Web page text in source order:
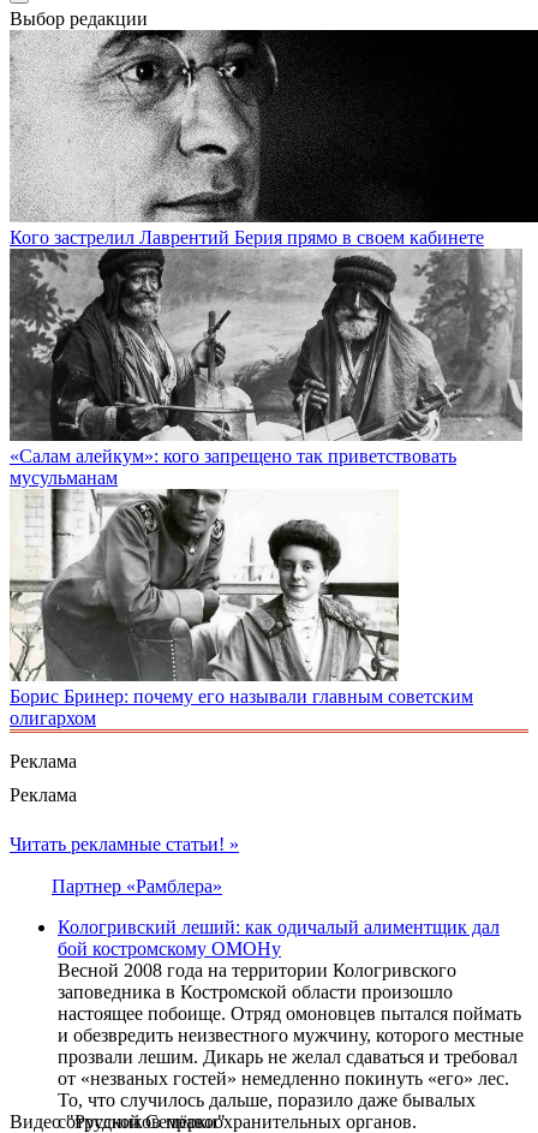
Выбор редакции
Кого застрелил Лаврентий Берия прямо в своем кабинете
«Салам алейкум»: кого запрещено так приветствовать
мусульманам
Борис Бринер: почему его называли главным советским
олигархом
Реклама
Реклама
Видео "Русской Семёрки"
Читать рекламные статьи! »
Партнер «Рамблера»
Кологривский леший: как одичалый алиментщик дал
бой костромскому ОМОНу
Весной 2008 года на территории Кологривского
заповедника в Костромской области произошло
настоящее побоище. Отряд омоновцев пытался поймать
и обезвредить неизвестного мужчину, которого местные
прозвали лешим. Дикарь не желал сдаваться и требовал
от «незваных гостей» немедленно покинуть «его» лес.
То, что случилось дальше, поразило даже бывалых
сотрудников правоохранительных органов.